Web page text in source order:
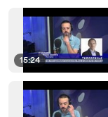
15:24